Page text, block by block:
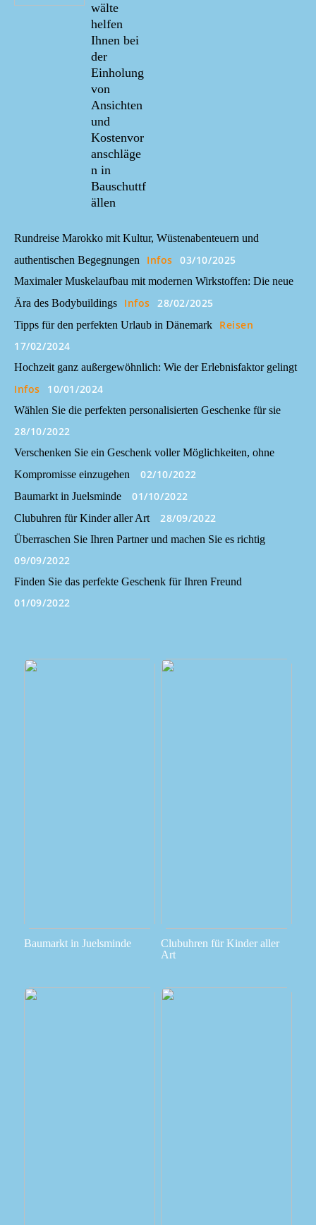
wälte
helfen
Ihnen bei
der
Einholung
von
Ansichten
und
Kostenvor
anschläge
n in
Bauschuttf
ällen
Rundreise Marokko mit Kultur, Wüstenabenteuern und
authentischen Begegnungen
Infos 03/10/2025
Maximaler Muskelaufbau mit modernen Wirkstoffen: Die neue
Ära des Bodybuildings
Infos 28/02/2025
Tipps für den perfekten Urlaub in Dänemark
Reisen
17/02/2024
Hochzeit ganz außergewöhnlich: Wie der Erlebnisfaktor gelingt
Infos 10/01/2024
Wählen Sie die perfekten personalisierten Geschenke für sie
28/10/2022
Verschenken Sie ein Geschenk voller Möglichkeiten, ohne
Kompromisse einzugehen
02/10/2022
Baumarkt in Juelsminde 01/10/2022
Clubuhren für Kinder aller Art 28/09/2022
Überraschen Sie Ihren Partner und machen Sie es richtig
09/09/2022
Finden Sie das perfekte Geschenk für Ihren Freund
01/09/2022
Baumarkt in Juelsminde
Clubuhren für Kinder aller
Art